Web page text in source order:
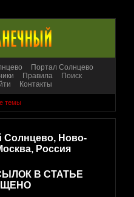
Портал Солнцево
Правила
Поиск
Контакты
темы
Солнцево, Ново-
Россия
В СТАТЬЕ